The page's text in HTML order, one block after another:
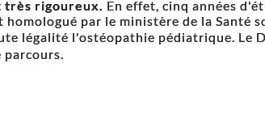
très rigoureux. En effet, cinq années
homologué par le ministère de la Santé
légalité l'ostéopathie pédiatrique. Le
parcours.